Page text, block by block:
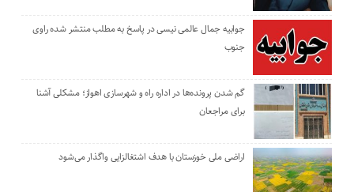
جوابیه جمال عالمی نیسی در پاسخ به مطلب منتشر شده راوی
جنوب
گم شدن پرونده‌ها در اداره راه و شهرسازی اهواز؛ مشکلی آشنا
برای مراجعان
اراضی ملی خوزستان با هدف اشتغالزایی واگذار می‌شود